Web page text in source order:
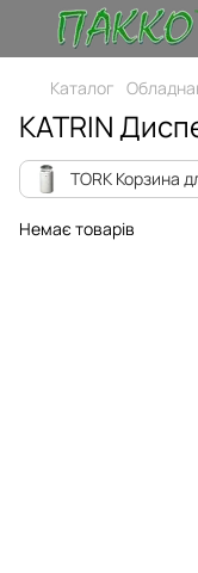
Каталог
KATRIN
TORK Корзина
Немає товарів